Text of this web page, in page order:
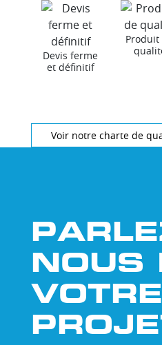
Devis ferme
et définitif
Produit
Voir notre charte de
NOUS
VOTRE